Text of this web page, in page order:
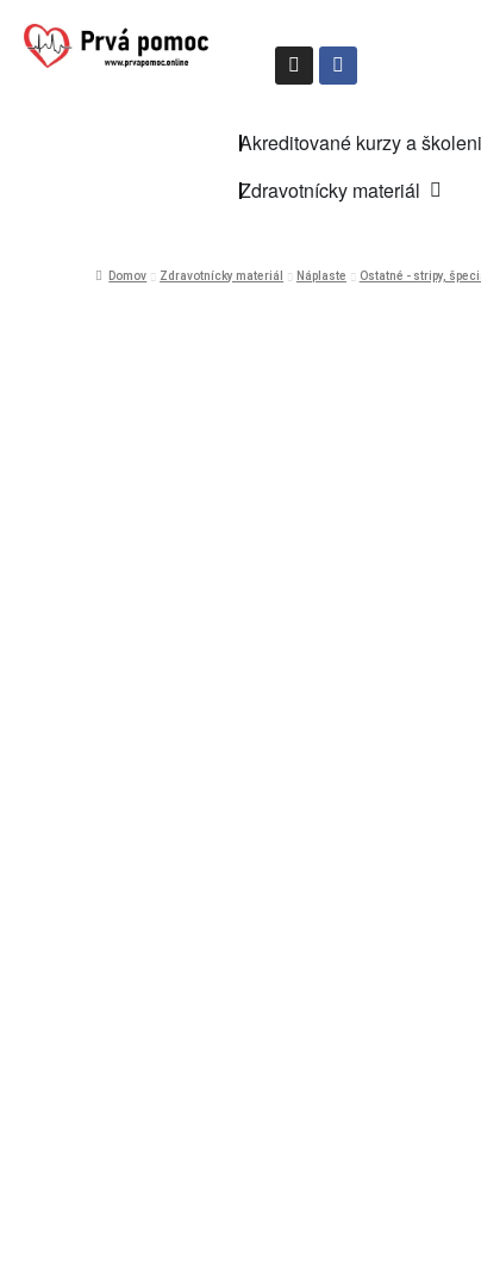
Akreditované kurzy a
Zdravotnícky materiál
Domov Zdravotnícky materiál Náplaste Ostatné - stripy,